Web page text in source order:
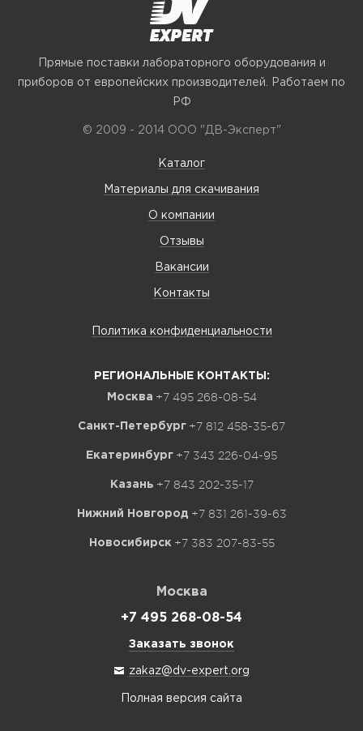
Прямые поставки лабораторного оборудования и
приборов от европейских производителей. Работаем по
РФ
© 2009 - 2014 ООО "ДВ-Эксперт"
Каталог
Материалы для скачивания
О компании
Отзывы
Вакансии
Контакты
Политика конфиденциальности
РЕГИОНАЛЬНЫЕ КОНТАКТЫ:
Москва +7 495 268-08-54
Санкт-Петербург +7 812 458-35-67
Екатеринбург +7 343 226-04-95
Казань +7 843 202-35-17
Нижний Новгород +7 831 261-39-63
Новосибирск +7 383 207-83-55
Москва
+7 495 268-08-54
Заказать звонок
zakaz@dv-expert.org
Полная версия сайта